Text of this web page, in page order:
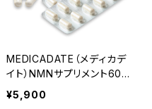
MEDICADATE（メディカデ
イト）NMNサプリメント600
0mg
¥5,900